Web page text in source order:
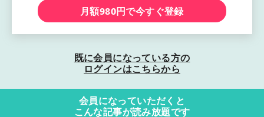
月額980円で今すぐ登録
既に会員になっている方の
ログインはこちらから
会員になっていただくと
こんな記事が読み放題です